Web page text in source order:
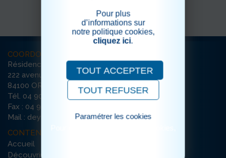
COORDONNÉES
Résidence La Deymarde
222 avenue de l’Argensol / Bât D
84100 ORANGE
Tél. 04 90 51 33 90
Fax : 04 90 51 22 76
Mail : deymarde-orange@ehpad-sedna.fr
CONTENU DU SITE
Accueil
Découvrir la résidence
Pour plus
d’informations sur
notre politique cookies,
cliquez ici.
TOUT ACCEPTER
TOUT REFUSER
Paramétrer les cookies